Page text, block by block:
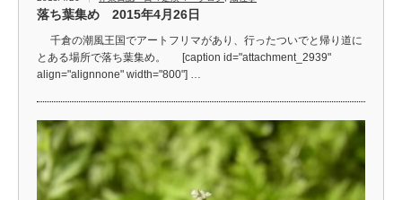
落ち葉集め 2015年4月26日
千倉の潮風王国でアートフリマがあり、行ったついでと帰り道に
とある場所で落ち葉集め。 [caption id="attachment_2939"
align="alignnone" width="800"] …